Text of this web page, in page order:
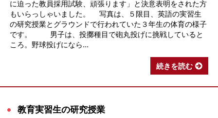
に迫った教員採用試験、頑張ります」と決意表明をされた方
もいらっしゃいました。 写真は、５限目、英語の実習生
の研究授業とグラウンドで行われていた３年生の体育の様子
です。 男子は、投擲種目で砲丸投げに挑戦していると
ころ。野球投げになら...
続きを読む
教育実習生の研究授業